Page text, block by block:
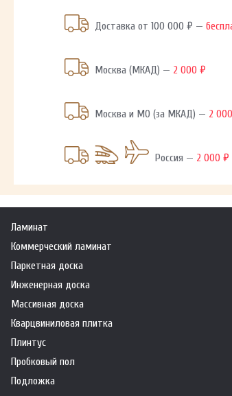
Доставка от 100 000 ₽ —
Москва (МКАД) — 2 000 ₽
Москва и МО (за МКАД) — 2
Россия — 2 000 ₽
Ламинат
Коммерческий ламинат
Паркетная доска
Инженерная доска
Массивная доска
Кварцвиниловая плитка
Плинтус
Пробковый пол
Подложка